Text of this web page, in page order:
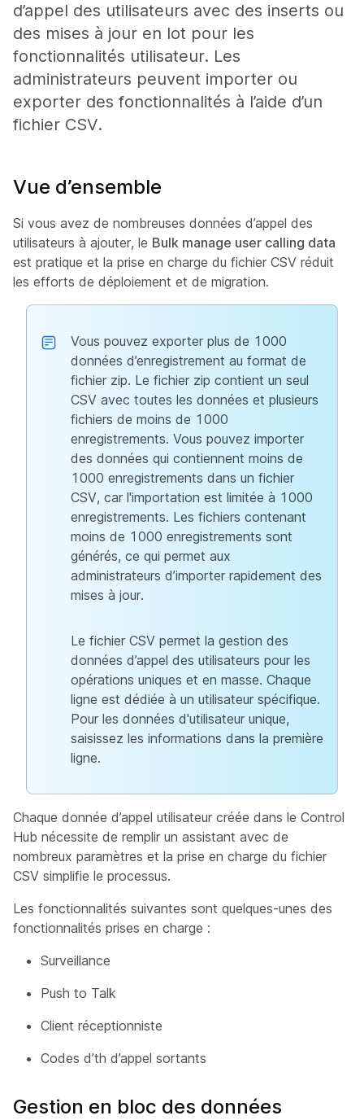
d’appel des utilisateurs avec des inserts ou
des mises à jour en lot pour les
fonctionnalités utilisateur. Les
administrateurs peuvent importer ou
exporter des fonctionnalités à l’aide d’un
fichier CSV.
Vue d’ensemble
Si vous avez de nombreuses données d’appel des
utilisateurs à ajouter, le Bulk manage user calling data
est pratique et la prise en charge du fichier CSV réduit
les efforts de déploiement et de migration.
Vous pouvez exporter plus de 1000
données d’enregistrement au format de
fichier zip. Le fichier zip contient un seul
CSV avec toutes les données et plusieurs
fichiers de moins de 1000
enregistrements. Vous pouvez importer
des données qui contiennent moins de
1000 enregistrements dans un fichier
CSV, car l'importation est limitée à 1000
enregistrements. Les fichiers contenant
moins de 1000 enregistrements sont
générés, ce qui permet aux
administrateurs d’importer rapidement des
mises à jour.
Le fichier CSV permet la gestion des
données d’appel des utilisateurs pour les
opérations uniques et en masse. Chaque
ligne est dédiée à un utilisateur spécifique.
Pour les données d'utilisateur unique,
saisissez les informations dans la première
ligne.
Chaque donnée d’appel utilisateur créée dans le Control
Hub nécessite de remplir un assistant avec de
nombreux paramètres et la prise en charge du fichier
CSV simplifie le processus.
Les fonctionnalités suivantes sont quelques-unes des
fonctionnalités prises en charge :
Surveillance
Push to Talk
Client réceptionniste
Codes d’th d’appel sortants
Gestion en bloc des données